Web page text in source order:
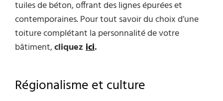
tuiles de béton, offrant des lignes épurées et
contemporaines. Pour tout savoir du choix d’une
toiture complétant la personnalité de votre
bâtiment,cliquez ici.
Régionalisme et culture